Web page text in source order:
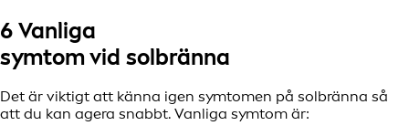
6 Vanliga
symtom vid solbränna
Det är viktigt att känna igen symtomen på solbränna så
att du kan agera snabbt. Vanliga symtom är: